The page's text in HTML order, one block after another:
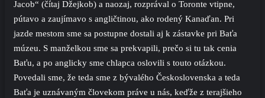
Jacob“ (čítaj Džejkob) a naozaj, rozprával o Toronte vtipne,
pútavo a zaujímavo s angličtinou, ako rodený Kanaďan. Pri
jazde mestom sme sa postupne dostali aj k zástavke pri Baťa
múzeu. S manželkou sme sa prekvapili, prečo si tu tak cenia
Baťu, a po anglicky sme chlapca oslovili s touto otázkou.
Povedali sme, že teda sme z bývalého Československa a teda
Baťa je uznávaným človekom práve u nás, keďže z terajšieho